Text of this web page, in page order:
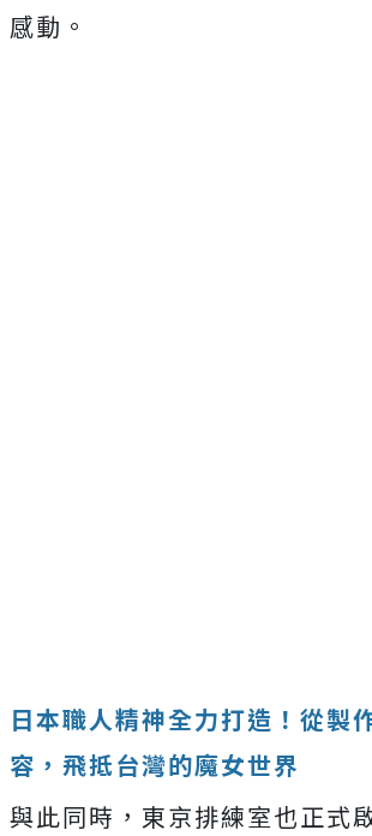
感動。
日本職人精神全力打造！從製
容，飛抵台灣的魔女世界
與此同時，東京排練室也正式